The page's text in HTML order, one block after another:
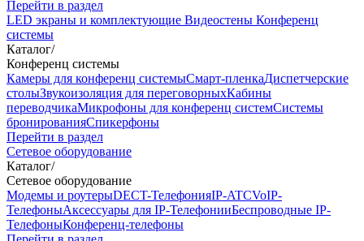
Перейти в раздел
LED экраны и комплектующие Видеостены Конференц
системы
Каталог/
Конференц системы
Камеры для конференц системыCмарт-пленкаДиспетчерские
столыЗвукоизоляция для переговорныхКабины
переводчикаМикрофоны для конференц системСистемы
бронированияСпикерфоны
Перейти в раздел
Сетевое оборудование
Каталог/
Сетевое оборудование
Модемы и роутерыDECT-ТелефонияIP-ATCVoIP-
ТелефоныАксессуары для IP-ТелефонииБеспроводные IP-
ТелефоныКонференц-телефоны